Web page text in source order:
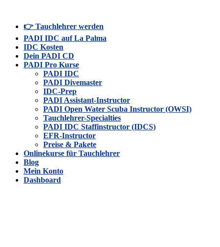
👉 Tauchlehrer werden
PADI IDC auf La Palma
IDC Kosten
Dein PADI CD
PADI Pro Kurse
PADI IDC
PADI Divemaster
IDC-Prep
PADI Assistant-Instructor
PADI Open Water Scuba Instructor (OWSI)
Tauchlehrer-Specialties
PADI IDC Staffinstructor (IDCS)
EFR-Instructor
Preise & Pakete
Onlinekurse für Tauchlehrer
Blog
Mein Konto
Dashboard